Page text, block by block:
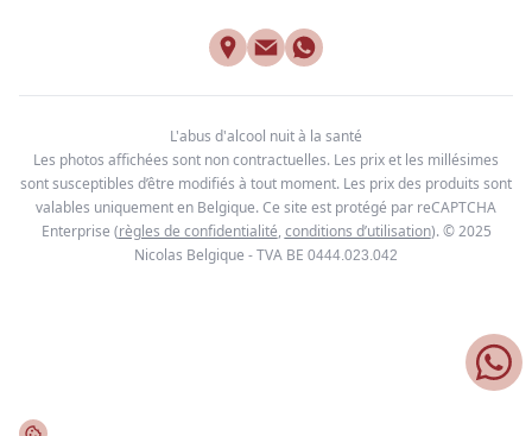
L'abus d'alcool nuit à la santé
Les photos affichées sont non contractuelles. Les prix et les millésimes
sont susceptibles d’être modifiés à tout moment. Les prix des produits sont
valables uniquement en Belgique. Ce site est protégé par reCAPTCHA
Enterprise (règles de confidentialité, conditions d’utilisation). © 2025
Nicolas Belgique - TVA BE 0444.023.042